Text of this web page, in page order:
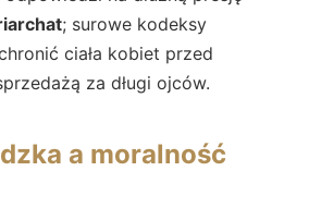
; surowe kodeksy
ciała kobiet przed
za długi ojców.
a moralność